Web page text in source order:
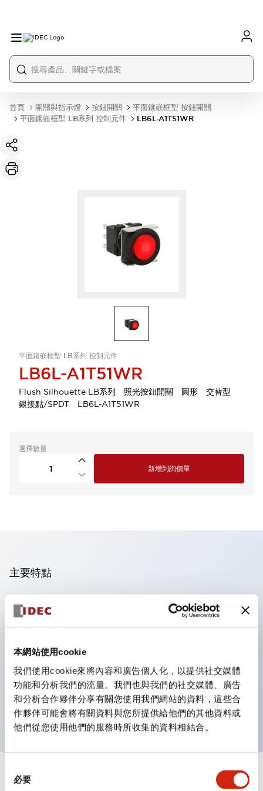
本網站使用cookie
我們使用cookie來將內容和廣告個人化，以提供社交媒體
功能和分析我們的流量。我們也與我們的社交媒體、廣告
和分析合作夥伴分享有關您使用我們網站的資料，這些合
作夥伴可能會將有關資料與您所提供給他們的其他資料或
他們從您使用他們的服務時所收集的資料相結合。
必要
首頁 開關與指示燈 按鈕開關
平面鑲嵌框型 按鈕開關
平面鑲嵌框型 LB系列 控制元件
LB6L-A1T51WR
平面鑲嵌框型 LB系列 控制元件
LB6L-A1T51WR
Flush Silhouette LB系列 照光按鈕開關 圓形 交替型
銀接點/SPDT LB6L-A1T51WR
選擇數量
新增到詢價單
主要特點
操作面板的凹凸減少，呈現銳利感。
支援分離型／單板式
優秀的防水性能。保護結構IP65
按鈕開關、選擇開關、帶鎖選擇開關最多3c接點。
邊框顏色有黑色與金屬色兩種。
LED照明帶來明亮且清晰的照明面
規格 顯示全部 +